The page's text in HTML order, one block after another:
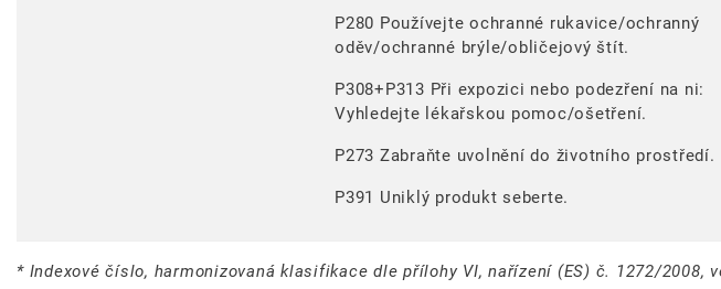
P280 Používejte ochranné rukavice/ochranný
oděv/ochranné brýle/obličejový štít.
P308+P313 Při expozici nebo podezření na ni:
Vyhledejte lékařskou pomoc/ošetření.
P273 Zabraňte uvolnění do životního prostředí.
P391 Uniklý produkt seberte.
* Indexové číslo, harmonizovaná klasifikace dle přílohy VI, nařízení (ES) č. 1272/2008,